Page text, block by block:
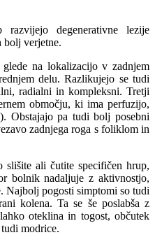
degenerativne lezije
bolj verjetne.
na lokalizacijo v zadnjem
delu. Razlikujejo se tudi
radialni in kompleksni. Tretji
območju, ki ima perfuzijo,
Obstajajo pa tudi bolj posebni
zadnjega roga s foliklom in
slišite ali čutite specifičen hrup,
bolnik nadaljuje z aktivnostjo,
Najbolj pogosti simptomi so tudi
kolena. Ta se še poslabša z
oteklina in togost, občutek
modrice.